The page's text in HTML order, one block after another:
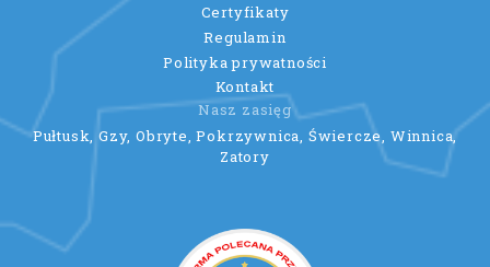
Certyfikaty
Regulamin
Polityka prywatności
Kontakt
Nasz zasięg
Pułtusk, Gzy, Obryte, Pokrzywnica, Świercze, Winnica,
Zatory